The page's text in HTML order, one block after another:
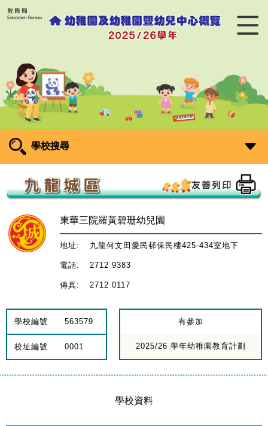
學校搜尋
東華三院羅黃碧珊幼兒園
地址: 九龍何文田愛民邨保民樓425-434室地下
電話: 2712 9383
傳真: 2712 0117
學校編號 563579
校址編號 0001
有參加
2025/26 學年幼稚園教育計劃
學校資料